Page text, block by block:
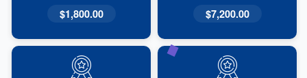
$7,200.00
$1,800.00